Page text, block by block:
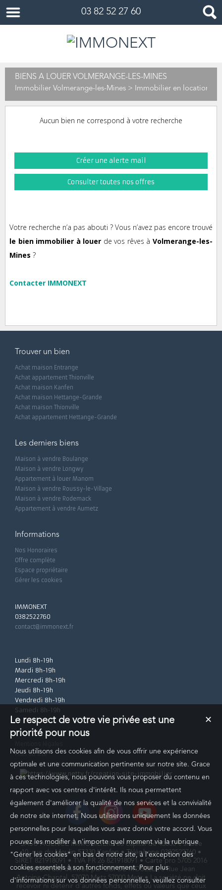
03 82 52 27 60
BIENS À LOUER VOLMERANGE-LES-MINES
Immobilier Volmerange-les-Mines > Immobilier en location
Aucun bien ne correspond à votre recherche
Créer une alerte mail
Consulter toutes nos offres
Votre recherche n’a pas abouti ? Vous n’avez pas encore trouvé
le bien immobilier à louer de vos rêves àVolmerange-les-
Mines ?
Contacter IMMONEXT
Trouver un bien
Achat maison Entrange
Achat appartement Thionville
Achat maison Kanfen
Achat maison Hettange-Grande
Achat maison Thionville
Achat appartement Hettange-Grande
Les derniers biens
Maison à vendre Boulange
Maison à vendre Longwy
Appartement à louer Manom
Maison à vendre Roussy-le-Village
Maison à vendre Rodemack
Appartement à vendre Aumetz
Informations
Nos Honoraires
Offre complète
Espace propriétaire
Gérer les cookies
IMMONEXT
0382522760
contact@immonext.fr
Lundi 8h-19h
Mardi 8h-19h
Mercredi 8h-19h
Jeudi 8h-19h
Vendredi 8h-19h
Samedi 8h-19h
Plan du site
Création site internet immobilier
SASU AGENCE IMMOBILIERE au capital de 43000 € située
10, rue du Moulin 57330 Kanfen • Téléphone 0382522760 •
SIRET 821918091 • TVA FR 26 821918091 • Carte pro 5705 2016
000 014 855 délivrée par CCI DE MOSELLE 5 Rue Jean
Antoine Chaptal, 57070 Metz 57000 Metz • La société ne doit
recevoir ni détenir d'autres fonds, effets ou valeurs que ceux
✕
Le respect de votre vie privée est une
priorité pour nous
Nous utilisons des cookies afin de vous offrir une expérience
optimale et une communication pertinente sur notre site. Grace
à ces technologies, nous pouvons vous proposer du contenu en
rapport avec vos centres d'intérêt. Ils nous permettent
également d'améliorer la qualité de nos services et la convivialité
de notre site internet. Nous utiliserons uniquement les données
personnelles pour lesquelles vous avez donné votre accord. Vous
pouvez les modifier à n'importe quel moment via la rubrique
"Gérer les cookies" en bas de notre site, à l'exception des
cookies essentiels à son fonctionnement. Pour plus
d'informations sur vos données personnelles, veuillez consulter